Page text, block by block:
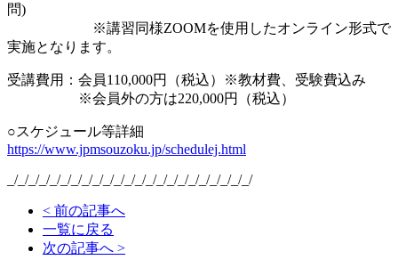
問)
※講習同様ZOOMを使用したオンライン形式で
実施となります。
受講費用：会員110,000円（税込）※教材費、受験費込み
※会員外の方は220,000円（税込）
○スケジュール等詳細
https://www.jpmsouzoku.jp/schedulej.html
_/_/_/_/_/_/_/_/_/_/_/_/_/_/_/_/_/_/_/_/_/_/_/
< 前の記事へ
一覧に戻る
次の記事へ >